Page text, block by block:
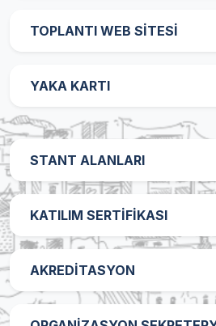
TOPLANTI WEB SİTESİ
YAKA KARTI
STANT ALANLARI
KATILIM SERTİFİKASI
AKREDİTASYON